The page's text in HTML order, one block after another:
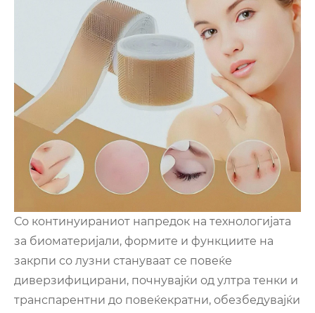
Со континуираниот напредок на технологијата
за биоматеријали, формите и функциите на
закрпи со лузни стануваат се повеќе
диверзифицирани, почнувајќи од ултра тенки и
транспарентни до повеќекратни, обезбедувајќи